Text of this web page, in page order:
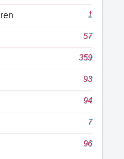
1
57
359
93
94
7
96